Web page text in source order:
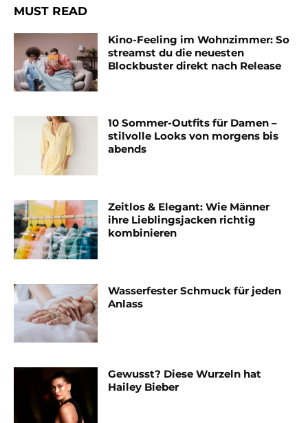
MUST READ
Kino-Feeling im Wohnzimmer: So
streamst du die neuesten
Blockbuster direkt nach Release
10 Sommer-Outfits für Damen –
stilvolle Looks von morgens bis
abends
Zeitlos & Elegant: Wie Männer
ihre Lieblingsjacken richtig
kombinieren
Wasserfester Schmuck für jeden
Anlass
Gewusst? Diese Wurzeln hat
Hailey Bieber